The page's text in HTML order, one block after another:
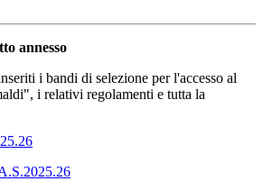
annesso
i bandi di selezione per l'accesso al
i relativi regolamenti e tutta la